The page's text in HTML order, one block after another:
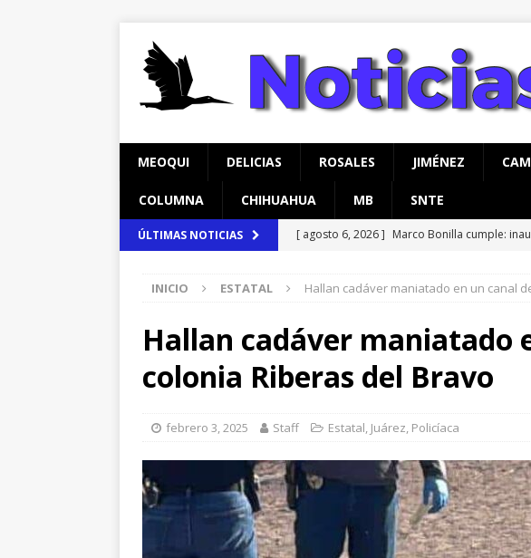
MEOQUI DELICIAS ROSALES JIMÉNEZ
COLUMNA CHIHUAHUA MB SNTE
ÚLTIMAS NOTICIAS [ agosto 6, 2026 ] Marco Bonilla cumple:
[ agosto 6, 2026 ]
*La advertencia de Maru
pretextos
CHIHUAHUA
temprana para mamás con bebés
MEOQUI
[ agosto 6, 2026 ] Marco Bonilla inaugura el
Aldama
CHIHUAHUA
INICIO ESTATAL Hallan cadáver maniatado en un canal
Hallan cadáver maniatado
colonia Riberas del Bravo
febrero 3, 2025 Staff Estatal, Juárez, Policíaca